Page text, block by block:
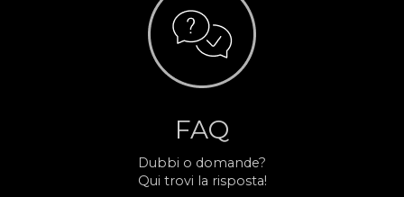
FAQ
Dubbi o domande?
Qui trovi la risposta!